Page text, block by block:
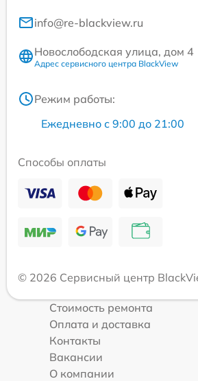
info@re-blackview.ru
Новослободская улица, дом 4
Адрес сервисного центра BlackView
Режим работы:
Ежедневно с 9:00 до 21:00
Способы оплаты
© 2026 Сервисный центр
Стоимость ремонта
Оплата и доставка
Контакты
Вакансии
О компании